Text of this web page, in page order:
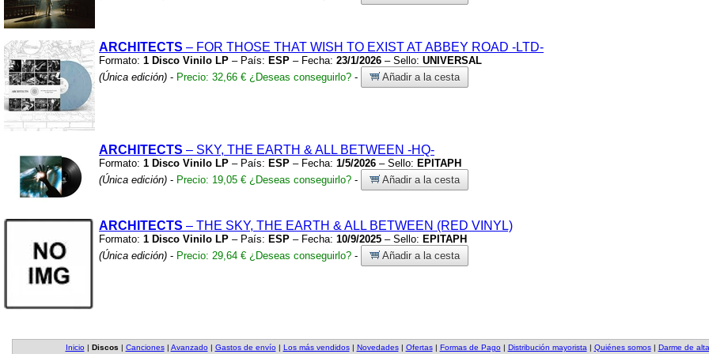
ARCHITECTS – FOR THOSE THAT WISH TO EXIST AT ABBEY ROAD -LTD-
Formato: 1 Disco Vinilo LP – País: ESP – Fecha: 23/1/2026 – Sello: UNIVERSAL
(Única edición) - Precio: 32,66 € ¿Deseas conseguirlo? - Añadir a la cesta
ARCHITECTS – SKY, THE EARTH & ALL BETWEEN -HQ-
Formato: 1 Disco Vinilo LP – País: ESP – Fecha: 1/5/2026 – Sello: EPITAPH
(Única edición) - Precio: 19,05 € ¿Deseas conseguirlo? - Añadir a la cesta
ARCHITECTS – THE SKY, THE EARTH & ALL BETWEEN (RED VINYL)
Formato: 1 Disco Vinilo LP – País: ESP – Fecha: 10/9/2025 – Sello: EPITAPH
(Única edición) - Precio: 29,64 € ¿Deseas conseguirlo? - Añadir a la cesta
Inicio| Discos | Canciones| Avanzado| Gastos de envío| Los más vendidos| Novedades| Ofertas| Formas de Pago| Distribución mayorista | Quiénes somos| Darme de alta